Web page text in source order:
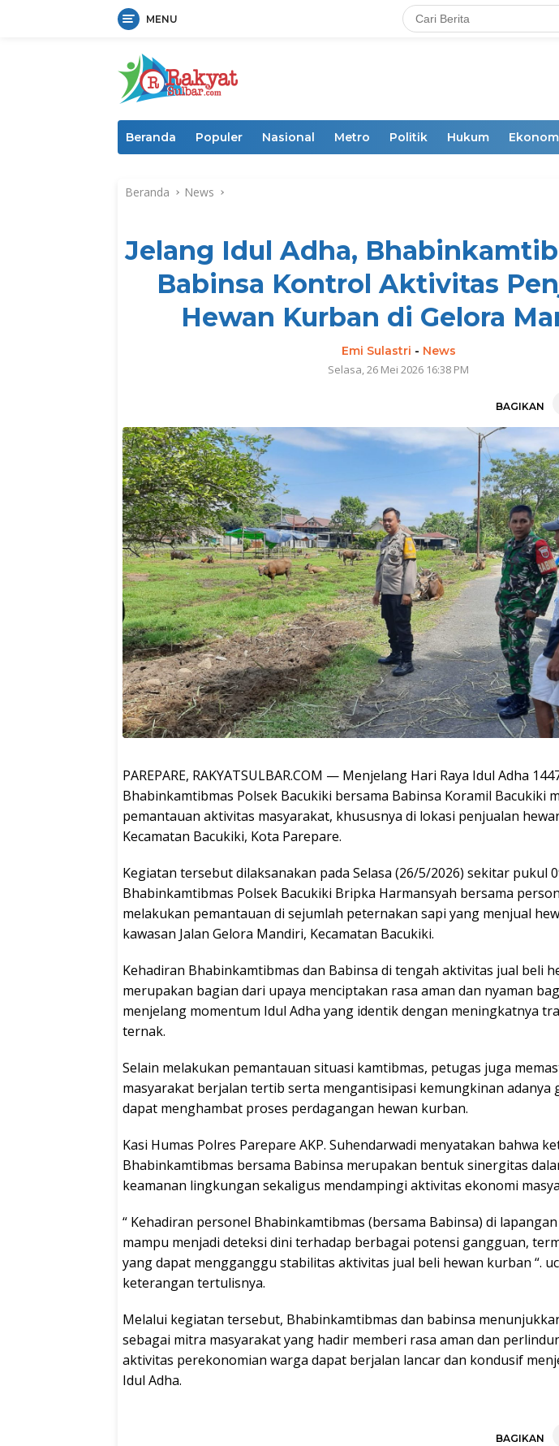
MENU
Beranda Populer Nasional Metro Politik Hukum
Beranda News
Jelang Idul Adha,
Babinsa Kontrol Aktivitas
Hewan Kurban di Gelora
Emi Sulastri - News
Selasa, 26 Mei 2026 16:38 PM
BAGIKAN
PAREPARE, RAKYATSULBAR.COM — Menjelang Hari Raya Idul Adha
Bhabinkamtibmas Polsek Bacukiki bersama Babinsa Koramil Bacukiki
pemantauan aktivitas masyarakat, khususnya di lokasi penjualan
Kecamatan Bacukiki, Kota Parepare.
Kegiatan tersebut dilaksanakan pada Selasa (26/5/2026) sekitar pukul
Bhabinkamtibmas Polsek Bacukiki Bripka Harmansyah bersama
melakukan pemantauan di sejumlah peternakan sapi yang menjual
kawasan Jalan Gelora Mandiri, Kecamatan Bacukiki.
Kehadiran Bhabinkamtibmas dan Babinsa di tengah aktivitas jual beli
merupakan bagian dari upaya menciptakan rasa aman dan nyaman
menjelang momentum Idul Adha yang identik dengan meningkatnya
ternak.
Selain melakukan pemantauan situasi kamtibmas, petugas juga
masyarakat berjalan tertib serta mengantisipasi kemungkinan adanya
dapat menghambat proses perdagangan hewan kurban.
Kasi Humas Polres Parepare AKP. Suhendarwadi menyatakan bahwa
Bhabinkamtibmas bersama Babinsa merupakan bentuk sinergitas
keamanan lingkungan sekaligus mendampingi aktivitas ekonomi
“ Kehadiran personel Bhabinkamtibmas (bersama Babinsa) di
mampu menjadi deteksi dini terhadap berbagai potensi gangguan,
yang dapat mengganggu stabilitas aktivitas jual beli hewan kurban “.
keterangan tertulisnya.
Melalui kegiatan tersebut, Bhabinkamtibmas dan babinsa
sebagai mitra masyarakat yang hadir memberi rasa aman dan
aktivitas perekonomian warga dapat berjalan lancar dan kondusif
Idul Adha.
BAGIKAN